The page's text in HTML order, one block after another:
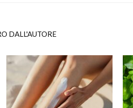
DALL'AUTORE